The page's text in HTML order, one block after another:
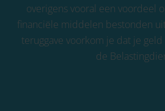
overigens vooral een voordeel
financiële middelen bestonden
teruggave voorkom je dat je
de